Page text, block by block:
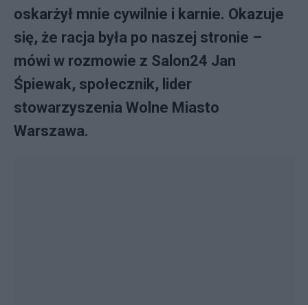
oskarżył mnie cywilnie i karnie. Okazuje
się, że racja była po naszej stronie –
mówi w rozmowie z Salon24 Jan
Śpiewak, społecznik, lider
stowarzyszenia Wolne Miasto
Warszawa.